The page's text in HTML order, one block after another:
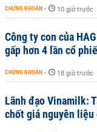
CHỨNG KHOÁN - 10 giờ trước
Công ty con của
gấp hơn 4 lần cổ
CHỨNG KHOÁN - 18 giờ trước
Lãnh đạo Vinamilk:
chốt giá nguyên liệu